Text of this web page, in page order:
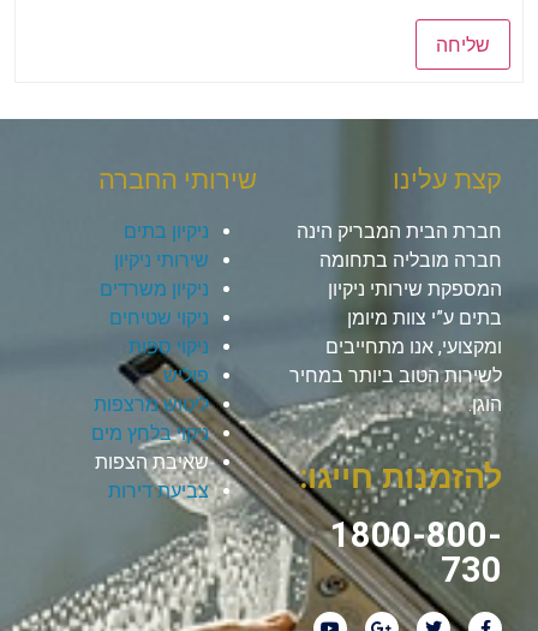
שליחה
קצת עלינו
חברת הבית המבריק הינה
חברה מובליה בתחומה
המספקת שירותי ניקיון
בתים ע”י צוות מיומן
ומקצועי, אנו מתחייבים
לשירות הטוב ביותר במחיר
הוגן.
להזמנות חייגו:
1800-800-
730
שירותי החברה
ניקיון בתים
שירותי ניקיון
ניקיון משרדים
ניקוי שטיחים
ניקוי ספות
פוליש
ליטוש מרצפות
ניקוי בלחץ מים
שאיבת הצפות
צביעת דירות